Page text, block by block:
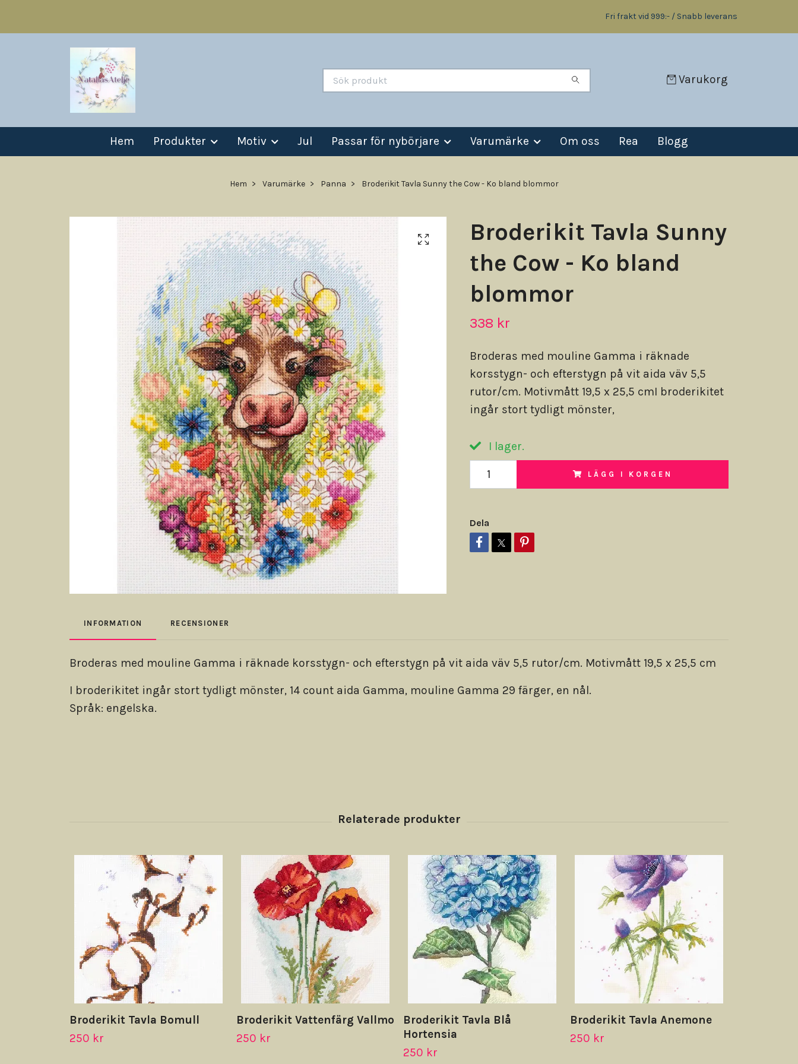
Fri frakt vid 999:- / Snabb leverans
Varukorg
Hem Produkter Motiv Jul Passar för nybörjare Varumärke Om oss Rea Blogg
Hem Varumärke Panna Broderikit Tavla Sunny the Cow - Ko bland blommor
Broderikit Tavla Sunny
the Cow - Ko bland
blommor
338 kr
Broderas med mouline Gamma i räknade
korsstygn- och efterstygn på vit aida väv 5,5
rutor/cm. Motivmått 19,5 x 25,5 cmI broderikitet
ingår stort tydligt mönster,
I lager.
LÄGG I KORGEN
Dela
INFORMATION RECENSIONER
Broderas med mouline Gamma i räknade korsstygn- och efterstygn på vit aida väv 5,5 rutor/cm. Motivmått 19,5 x 25,5 cm
I broderikitet ingår stort tydligt mönster, 14 count aida Gamma, mouline Gamma 29 färger, en nål.
Språk: engelska.
Broderikit Tavla Bomull
250 kr
Broderikit Vattenfärg Vallmo
250 kr
Broderikit Tavla Blå
Hortensia
250 kr
Broderikit Tavla Anemone
250 kr